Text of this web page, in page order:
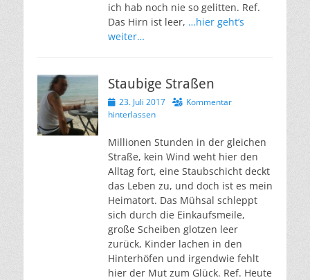
ich hab noch nie so gelitten. Ref.
Das Hirn ist leer, …hier geht’s
weiter…
Staubige Straßen
Veröffentlicht
am
23. Juli 2017
Kommentar
hinterlassen
Millionen Stunden in der gleichen
Straße, kein Wind weht hier den
Alltag fort, eine Staubschicht deckt
das Leben zu, und doch ist es mein
Heimatort. Das Mühsal schleppt
sich durch die Einkaufsmeile,
große Scheiben glotzen leer
zurück, Kinder lachen in den
Hinterhöfen und irgendwie fehlt
hier der Mut zum Glück. Ref. Heute